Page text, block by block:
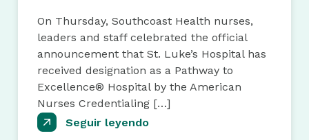
On Thursday, Southcoast Health nurses,
leaders and staff celebrated the official
announcement that St. Luke’s Hospital has
received designation as a Pathway to
Excellence® Hospital by the American
Nurses Credentialing […]
Seguir leyendo